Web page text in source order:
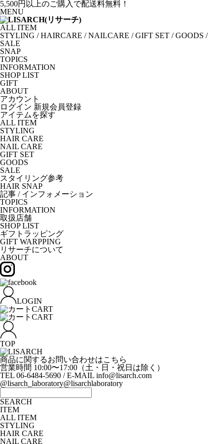
5,500円以上のご購入で配送料無料！
MENU
ALL ITEM
STYLING /HAIRCARE /NAILCARE /GIFT SET /GOODS /
SALE
SNAP
TOPICS
INFORMATION
SHOP LIST
GIFT
ABOUT
アカウント
ログイン 新規会員登録
アイテムを探す
ALL ITEM
STYLING
HAIR CARE
NAIL CARE
GIFT SET
GOODS
SALE
スタイリング参考
HAIR SNAP
記事 / インフォメーション
TOPICS
INFORMATION
取扱店舗
SHOP LIST
ギフトラッピング
GIFT WARPPING
リサーチについて
ABOUT
LOGIN
CART
CART
TOP
商品に関するお問い合わせはこちら
営業時間 10:00〜17:00（土・日・祝日は除く）
TEL 06-6484-5690 / E-MAIL info@lisarch.com
@lisarch_laboratory@lisarchlaboratory
SEARCH
ITEM
ALL ITEM
STYLING
HAIR CARE
NAIL CARE